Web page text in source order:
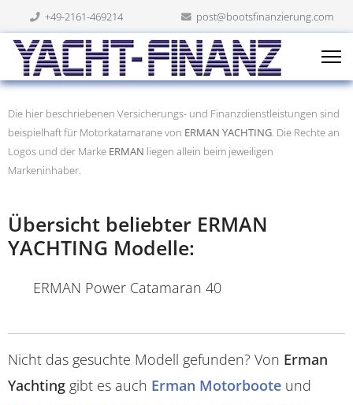
+49-2161-469214 post@bootsfinanzierung.com
Die hier beschriebenen Versicherungs- und Finanzdienstleistungen sind
beispielhaft für Motorkatamarane von ERMAN YACHTING. Die Rechte an
Logos und der Marke ERMAN liegen allein beim jeweiligen
Markeninhaber.
Übersicht beliebter ERMAN
YACHTING Modelle:
ERMAN Power Catamaran 40
Nicht das gesuchte Modell gefunden? Von Erman
Yachting gibt es auch Erman Motorboote und